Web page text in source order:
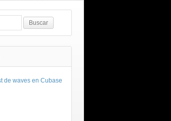
de waves en Cubase